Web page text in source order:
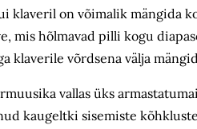
klaveril on võimalik mängida
mis hõlmavad pilli kogu
klaverile võrdsena välja
vallas üks
kaugeltki sisemiste